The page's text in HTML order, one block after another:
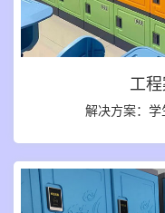
工
解决方案：